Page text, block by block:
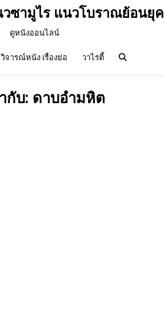
ซามูไร แนวโบราณย้อนยุค
ดูหนังออนไลน์
จารณ์หนัง เรื่องย่อ วาไรตี้
กับ: ดาบอำมหิต